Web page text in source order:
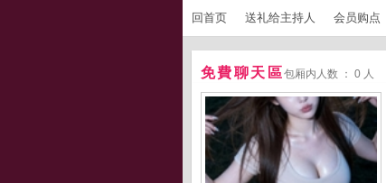
回首页 送礼给主持人 会员购点
免費聊天區包厢内人数 ： 0 人